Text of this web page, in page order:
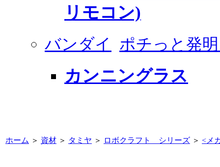
リモコン)
バンダイ ポチっと発
カンニングラス
ホーム ＞ 資材 ＞ タミヤ ＞ ロボクラフト シリーズ ＞ < メ